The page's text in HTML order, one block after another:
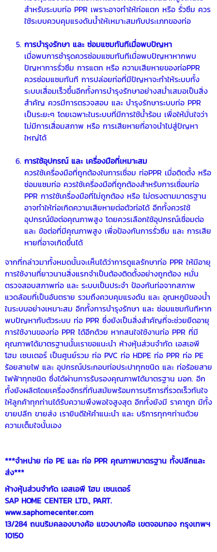
สำหรับระบบท่อ PPR เพราะอาจทำให้ท่อแตก หรือ รั่วซึม ควร
ใช้ระบบควบคุมแรงดันน้ำให้เหมาะสมกับประเภทของท่อ
การบำรุงรักษา และ ซ่อมแซมทันทีเมื่อพบปัญหา
เมื่อพบการชำรุดควรซ่อมแซมทันทีเมื่อพบปัญหาหากพบ
ปัญหาการรั่วซึม การแตก หรือ ความเสียหายของท่อPPR
ควรซ่อมแซมทันที การปล่อยท่อที่มีปัญหาจะทำให้ระบบทั้ง
ระบบเสื่อมเร็วขึ้นอีกทั้งการบำรุงรักษาอย่างสม่ำเสมอเป็นสิ่ง
สำคัญ ควรมีการตรวจสอบ และ บำรุงรักษาระบบท่อ PPR
เป็นระยะๆ โดยเฉพาะในระบบที่มีการใช้น้ำร้อน เพื่อให้มั่นใจว่า
ไม่มีการเสื่อมสภาพ หรือ การเสียหายที่อาจนำไปสู่ปัญหา
ใหญ่ได้
การใช้อุปกรณ์ และ เครื่องมือที่เหมาะสม
ควรใช้เครื่องมือที่ถูกต้องในการเชื่อม ท่อPPR เมื่อติดตั้ง หรือ
ซ่อมแซมท่อ ควรใช้เครื่องมือที่ถูกต้องสำหรับการเชื่อมท่อ
PPR การใช้เครื่องมือที่ไม่ถูกต้อง หรือ ไม่ตรงตามมาตรฐาน
อาจทำให้ท่อเกิดความเสียหายต่อตัวท่อได้ อีกทั้งควรใช้
อุปกรณ์ข้อต่อคุณภาพสูง โดยควรเลือกใช้อุปกรณ์เชื่อมต่อ
และ ข้อต่อที่มีคุณภาพสูง เพื่อป้องกันการรั่วซึม และ การเสีย
หายที่อาจเกิดขึ้นได้
จากที่กล่าวมาทั้งหมดนั้นจะเห็นได้ว่าการดูแลรักษาท่อ PPR ให้มีอายุ
การใช้งานที่ยาวนานสิ่งแรกจำเป็นต้องติดตั้งอย่างถูกต้อง หมั่น
ตรวจสอบสภาพท่อ และ ระบบเป็นประจำ ป้องกันท่อจากสภาพ
แวดล้อมที่เป็นอันตราย รวมถึงควบคุมแรงดัน และ อุณหภูมิของน้ำ
ในระบบอย่างเหมาะสม อีกทั้งการบำรุงรักษา และ ซ่อมแซมทันทีหาก
พบปัญหากับตัวระบบ ท่อ PPR ซึ่งยังเป็นสิ่งสำคัญที่จะช่วยยืดอายุ
การใช้งานของท่อ PPR ได้อีกด้วย หากสนใจใช้งานท่อ PPR ที่มี
คุณภาพได้มาตรฐานนั้นเราขอแนะนำ ห้างหุ้นส่วนจำกัด เอสเอพี
โฮม เซนเตอร์ เป็นศูนย์รวม ท่อ PVC ท่อ HDPE ท่อ PPR ท่อ PE
ร้อยสายไฟ และ อุปกรณ์ประกอบท่อประปาทุกชนิด และ ท่อร้อยสาย
ไฟฟ้าทุกชนิด ซึ่งได้ผ่านการรับรองคุณภาพได้มาตรฐาน มอก. อีก
ทั้งยังผลิตโดยเครื่องจักรที่ทันสมัยพร้อมการบริการที่รวดเร็วทันใจ
ให้ลูกค้าทุกท่านได้รับความพึงพอใจสูงสุด อีกทั้งยังมี ราคาถูก มีทั้ง
ขายปลีก ขายส่ง เรายินดีให้คำแนะนำ และ บริการทุกๆท่านด้วย
ความเต็มใจนั้นเอง
***จำหน่าย ท่อ PE และ ท่อ PPR คุณภาพมาตรฐาน ทั้งปลีกและ
ส่ง***
ห้างหุ้นส่วนจำกัด เอสเอพี โฮม เซนเตอร์
SAP HOME CENTER LTD., PART.
www.saphomecenter.com
13/284 ถนนริมคลองบางค้อ แขวงบางค้อ เขตจอมทอง กรุงเทพฯ
10150